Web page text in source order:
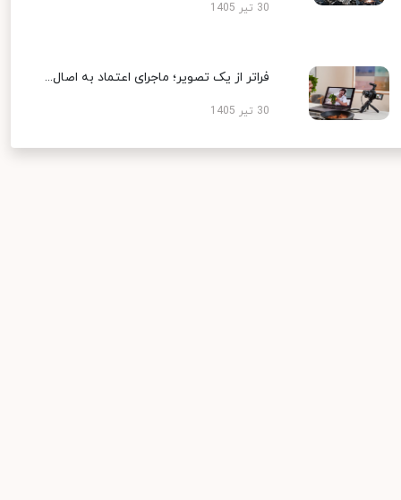
30 تیر 1405
فراتر از یک تصویر؛ ماجرای اعتماد به اصال...
30 تیر 1405